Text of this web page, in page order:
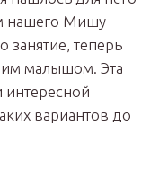
нашего Мишу
занятие, теперь
малышом. Эта
интересной
вариантов до